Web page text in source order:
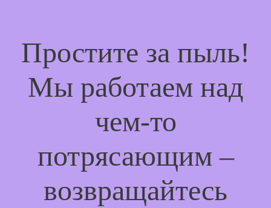
Простите за пыль!
Мы работаем над
чем-то
потрясающим –
возвращайтесь